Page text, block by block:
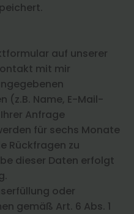
auf unserer
mit mir
(z.B. Name, E-Mail-
Anfrage
für sechs Monate
Rückfragen zu
dieser Daten erfolgt
oder
gemäß Art. 6 Abs. 1